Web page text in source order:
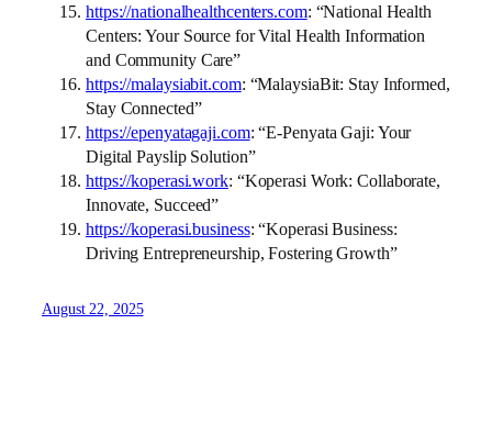
https://nationalhealthcenters.com: “National Health
Centers: Your Source for Vital Health Information
and Community Care”
https://malaysiabit.com: “MalaysiaBit: Stay Informed,
Stay Connected”
https://epenyatagaji.com: “E-Penyata Gaji: Your
Digital Payslip Solution”
https://koperasi.work: “Koperasi Work: Collaborate,
Innovate, Succeed”
https://koperasi.business: “Koperasi Business:
Driving Entrepreneurship, Fostering Growth”
August 22, 2025